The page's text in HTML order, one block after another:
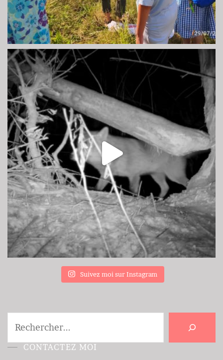
Suivez moi sur Instagram
CONTACTEZ MOI